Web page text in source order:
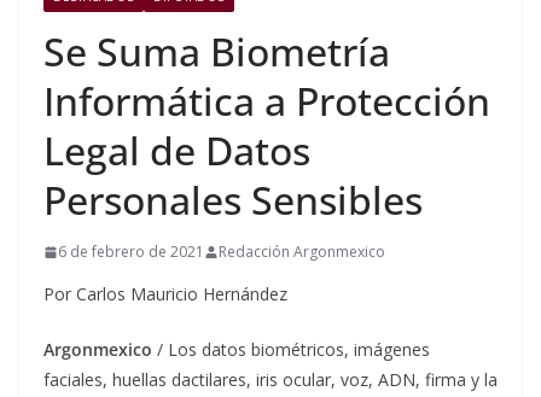
Se Suma Biometría
Informática a Protección
Legal de Datos
Personales Sensibles
6 de febrero de 2021 Redacción Argonmexico
Por Carlos Mauricio Hernández
Argonmexico / Los datos biométricos, imágenes
faciales, huellas dactilares, iris ocular, voz, ADN, firma y la